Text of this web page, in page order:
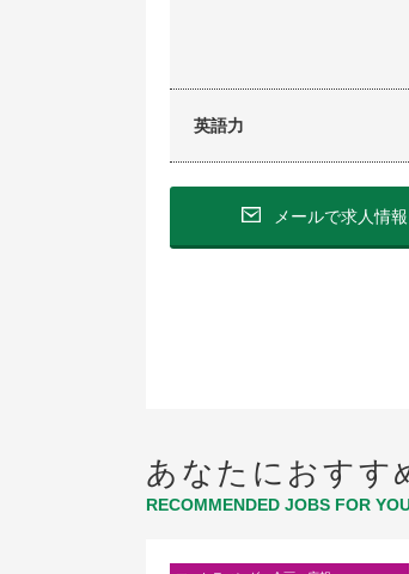
英語力
メールで求人情
あなたにおすす
RECOMMENDED JOBS FOR